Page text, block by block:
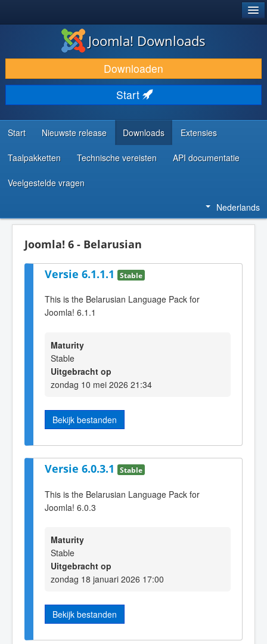
DOWNLOAD & BREID UIT
ONTDEK & LEER
COMMUNITY & ONDERSTEUNING
ONTWIKKELAARSBRONNEN
Joomla! Downloads
Downloaden
Start
Start Nieuwste release Downloads Extensies
Taalpakketten Technische vereisten API documentatie
Veelgestelde vragen
Nederlands
Joomla! 6 - Belarusian
Versie 6.1.1.1 Stable
This is the Belarusian Language Pack for
Joomla! 6.1.1
Maturity
Stable
Uitgebracht op
zondag 10 mei 2026 21:34
Bekijk bestanden
Versie 6.0.3.1 Stable
This is the Belarusian Language Pack for
Joomla! 6.0.3
Maturity
Stable
Uitgebracht op
zondag 18 januari 2026 17:00
Bekijk bestanden